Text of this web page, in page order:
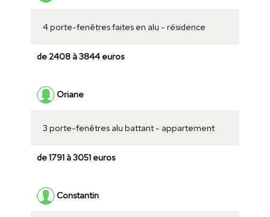
4 porte-fenêtres faites en alu - résidence
de 2408 à 3844 euros
Oriane
3 porte-fenêtres alu battant - appartement
de 1791 à 3051 euros
Constantin